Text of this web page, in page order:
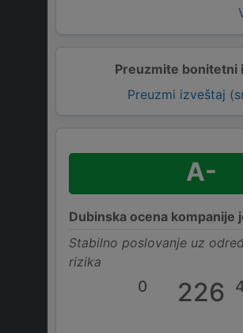
Preuzmite bonitetni
Preuzmi izveštaj
A-
Dubinska ocena kompanije
Stabilno poslovanje uz
rizika
0 226